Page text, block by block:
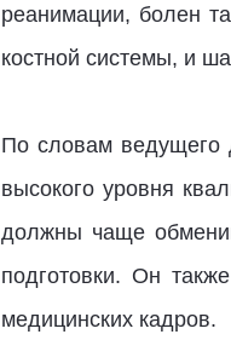
реанимации, болен
костной системы, и
По словам ведущего
высокого уровня
должны чаще
подготовки. Он
медицинских кадров.